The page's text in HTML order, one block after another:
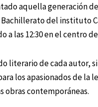
aquella generación
Bachillerato del instituto
las 12:30 en el centro
literario de cada autor,
los apasionados de la
obras contemporáneas.